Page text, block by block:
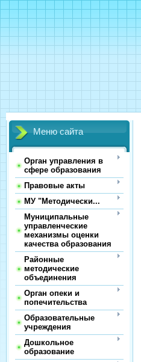
Меню сайта
Орган управления в
сфере образования
Правовые акты
МУ "Методически...
Муниципальные
управленческие
механизмы оценки
качества образования
Районные
методические
объединения
Орган опеки и
попечительства
Образовательные
учреждения
Дошкольное
образование